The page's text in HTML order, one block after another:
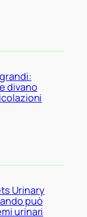
divano
Urinary
può
urinari